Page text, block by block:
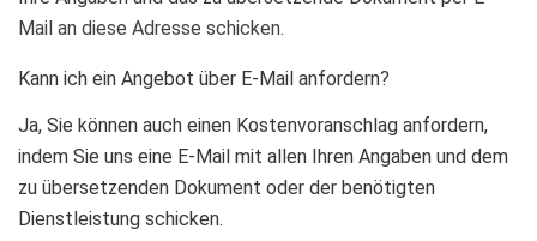
Mail an diese Adresse schicken.
Kann ich ein Angebot über E-Mail anfordern?
Ja, Sie können auch einen Kostenvoranschlag anfordern,
indem Sie uns eine E-Mail mit allen Ihren Angaben und dem
zu übersetzenden Dokument oder der benötigten
Dienstleistung schicken.